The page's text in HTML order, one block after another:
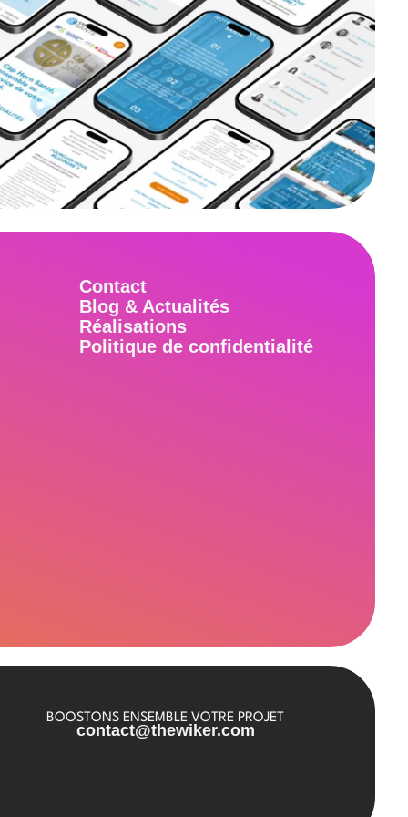
Contact
Blog & Actualités
Réalisations
Politique de confidentialité
BOOSTONS ENSEMBLE VOTRE PROJET
contact@thewiker.com